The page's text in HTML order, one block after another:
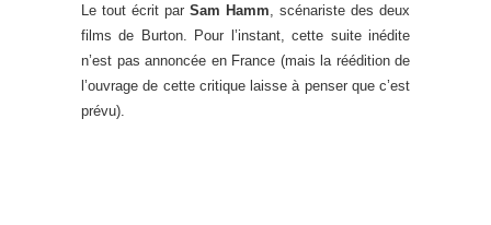
Le tout écrit par Sam Hamm , scénariste des deux
films de Burton. Pour l’instant, cette suite inédite
n’est pas annoncée en France (mais la réédition de
l’ouvrage de cette critique laisse à penser que c’est
prévu).